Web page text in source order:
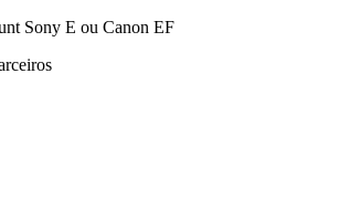
Sony E ou Canon EF